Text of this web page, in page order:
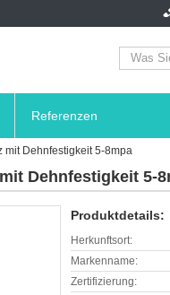
Referenzen
mit Dehnfestigkeit 5-8mpa
Dehnfestigkeit 5-
Produktdetails:
Herkunftsort:
Markenname:
Zertifizierung: